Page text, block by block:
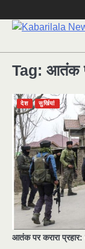
to
Tag: आतंक
देश सुर्खियां
आतंक पर करारा
2